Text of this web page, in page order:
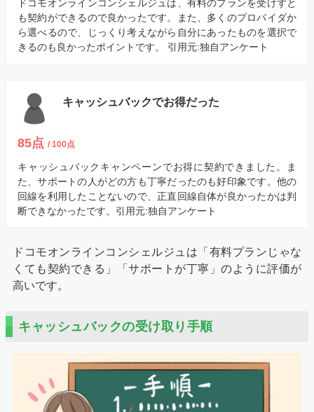
STEP3
ち会いが必要です。
工事は1～2時間前後で終わりますが、トラブル回避のた
めにも、工事当日は1日休めるように調整しておきましょ
事前に機器を受け取っているはずなので、同封されている
説明書を見ながら設定してください。
ドコモオンラインコンシェルジュは、有料のプランを受けずと
も契約ができるので良かったです。また、多くのプロバイダか
ら選べるので、じっくり考えながら自分にあったものを選択で
きるのも良かったポイントです。 引用元:独自アンケート
キャッシュバックでお得だった
85点 / 100点
キャッシュバックキャンペーンでお得に契約できました。ま
た、サポートの人がどの方も丁寧だったのも好印象です。他の
回線を利用したことないので、正直回線自体が良かったかは判
断できなかったです。 引用元:独自アンケート
ドコモオンラインコンシェルジュは「有料プランじゃな
くても契約できる」「サポートが丁寧」のように評価が
高いです。
キャッシュバックの受け取り手順